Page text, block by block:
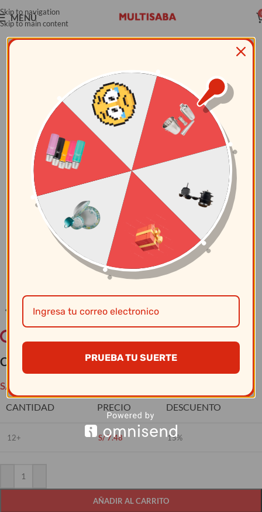
Skip to navigation
Skip to main content
MENÚ
Cristar – Copa Martini 9.5 Oz 5442Al
S/ 8.80
CANTIDAD PRECIO DESCUENTO
12+ S/7.48 15%
AÑADIR AL CARRITO
PRUEBA TU SUERTE